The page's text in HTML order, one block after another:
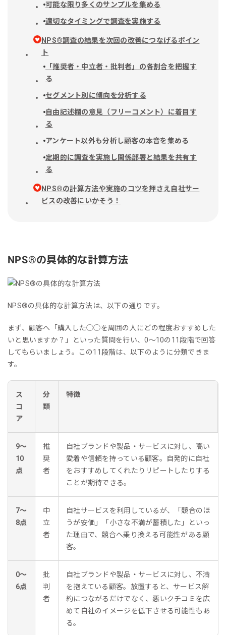
可能な限り多くのサンプルを集める
適切なタイミングで調査を実施する
NPS®︎調査の結果を次回の改善につなげるポイン
ト
「推奨者・中立者・批判者」の各割合を把握す
る
セグメント別に傾向を分析する
自由記述欄の意見（フリーコメント）に着目す
る
アンケート以外も分析し顧客の本音を集める
定期的に調査を実施し関係部署と結果を共有す
る
NPS®︎の計算方法や実施のコツを押さえ自社サー
ビスの改善にいかそう！
NPS®︎の具体的な計算方法
NPS®︎の具体的な計算方法は、以下の通りです。
まず、顧客へ「購入した◯◯を周囲の人にどの程度おすすめした
いと思いますか？」といった質問を行い、0〜10の11段階で回答
してもらいましょう。この11段階は、以下のように分類できま
す。
ス
コ
ア
分
類
特徴
9〜
10
点
推
奨
者
自社ブランドや製品・サービスに対し、高い
愛着や信頼を持っている顧客。自発的に自社
をおすすめしてくれたりリピートしたりする
ことが期待できる。
7〜
8点
中
立
者
自社サービスを利用しているが、「競合のほ
うが安価」「小さな不満が蓄積した」といっ
た理由で、競合へ乗り換える可能性がある顧
客。
0〜
6点
批
判
者
自社ブランドや製品・サービスに対し、不満
を抱えている顧客。放置すると、サービス解
約につながるだけでなく、悪いクチコミを広
めて自社のイメージを低下させる可能性もあ
る。